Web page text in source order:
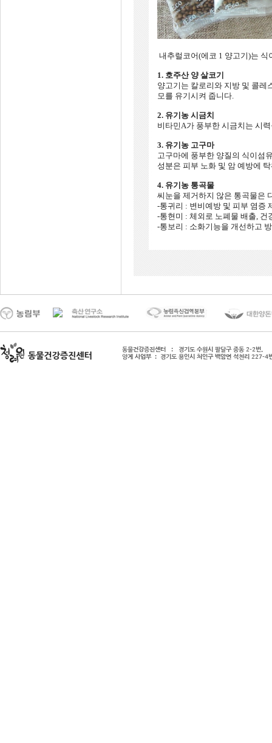
내추럴코어(에코 1 양고기)는
1. 호주산 양 살코기
양고기는 칼로리와 지방 및 콜레
모를 유기시켜 줍니다.
2. 유기농 시금치
비타민A가 풍부한 시금치는 시
3. 유기농 고구마
고구마에 풍부한 양질의 식이섬
성분은 피부 노화 및 암 예방에
4. 유기농 통곡물
씨눈을 제거하지 않은 통곡물은
-통귀리 : 변비예방 및 피부 염증
-통현미 : 체외로 노폐물 배출, 건
-통보리 : 소화기능을 개선하고